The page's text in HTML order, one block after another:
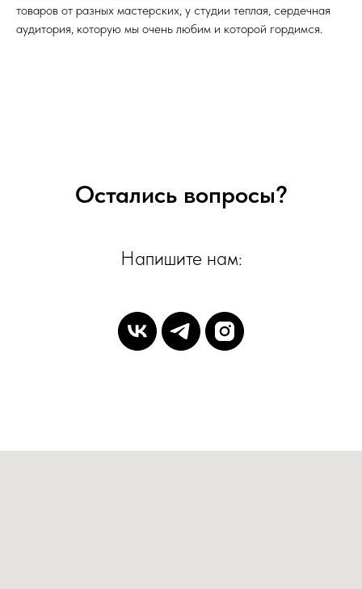
товаров от разных мастерских, у студии теплая, сердечная
аудитория, которую мы очень любим и которой гордимся.
Остались вопросы?
Напишите нам: